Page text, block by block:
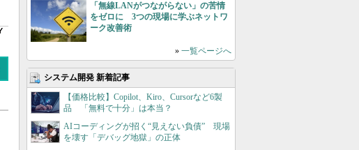
「無線LANがつながらない」の苦情
をゼロに 3つの現場に学ぶネットワ
ーク改善術
» 一覧ページへ
システム開発 新着記事
【価格比較】Copilot、Kiro、Cursorなど6製
品 「無料で十分」は本当？
AIコーディングが招く“見えない負債” 現場
を壊す「デバッグ地獄」の正体